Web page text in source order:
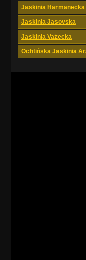
Jaskinia Harmanecka
Jaskinia Jasovska
Jaskinia Vażecka
Ochtińska Jaskinia